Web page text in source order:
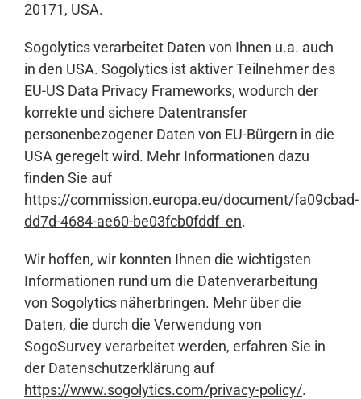
20171, USA.
Sogolytics verarbeitet Daten von Ihnen u.a. auch
in den USA. Sogolytics ist aktiver Teilnehmer des
EU-US Data Privacy Frameworks, wodurch der
korrekte und sichere Datentransfer
personenbezogener Daten von EU-Bürgern in die
USA geregelt wird. Mehr Informationen dazu
finden Sie auf
https://commission.europa.eu/document/fa09cbad-
dd7d-4684-ae60-be03fcb0fddf_en.
Wir hoffen, wir konnten Ihnen die wichtigsten
Informationen rund um die Datenverarbeitung
von Sogolytics näherbringen. Mehr über die
Daten, die durch die Verwendung von
SogoSurvey verarbeitet werden, erfahren Sie in
der Datenschutzerklärung auf
https://www.sogolytics.com/privacy-policy/.